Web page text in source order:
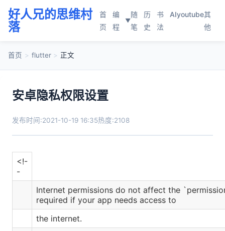
好人兄的思维村
落
首
页
编
程
▼
随
笔
历
史
书
法
AIyoutube其
他
首页 > flutter > 正文
安卓隐私权限设置
发布时间:2021-10-19 16:35热度:2108
<!-
-
Internet permissions do not affect the
required if your app needs access to
the internet.